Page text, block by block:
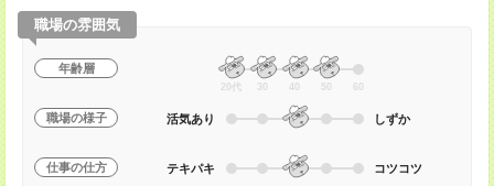
職場の雰囲気
年齢層
20代 30 40 50 60
職場の様子 活気あり しずか
仕事の仕方 テキパキ コツコツ